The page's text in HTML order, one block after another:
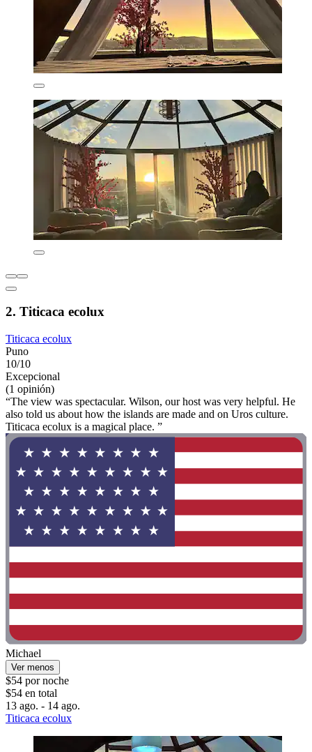
2. Titicaca ecolux
Titicaca ecolux
Puno
10/10
Excepcional
(1 opinión)
“The view was spectacular. Wilson, our host was very helpful. He
also told us about how the islands are made and on Uros culture.
Titicaca ecolux is a magical place. ”
Michael
Ver menos
$54 por noche
$54 en total
13 ago. - 14 ago.
Titicaca ecolux